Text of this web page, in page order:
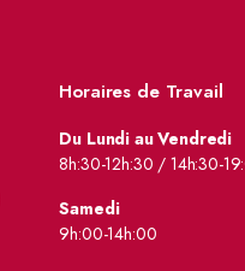
Horaires de Travail
Du Lundi au Vendredi
8h:30-12h:30 / 14h:30-
Samedi
9h:00-14h:00